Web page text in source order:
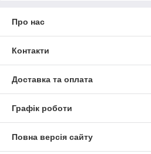
Про нас
Контакти
Доставка та оплата
Графік роботи
Повна версія сайту